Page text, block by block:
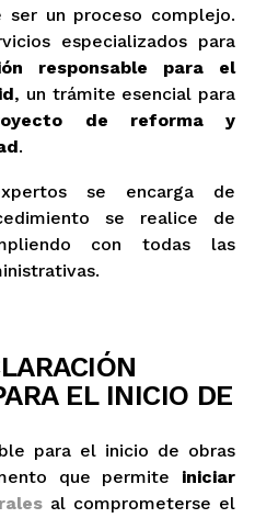
ser un proceso complejo.
especializados para
responsable para el
, un trámite esencial para
de reforma y
.
se encarga de
se realice de
con todas las
EL INICIO DE
para el inicio de obras
que permite iniciar
al comprometerse el